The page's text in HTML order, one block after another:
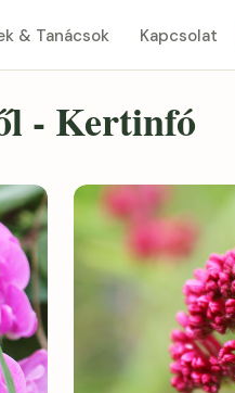
& Tanácsok Kapcsolat
- Kertinfó